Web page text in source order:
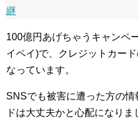
継
100億円あげちゃうキャンペ
イペイ)で、クレジットカー
なっています。
SNSでも被害に遭った方の
ドは大丈夫かと心配になりま